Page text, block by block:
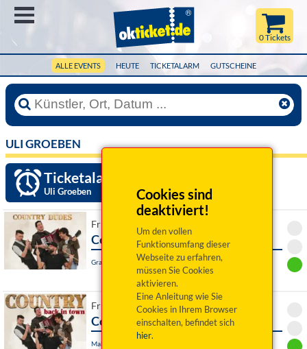
ALLE EVENTS HEUTE TICKETALARM GUTSCHEINE
0 Tickets
Cookies sind
deaktiviert!
Um den vollen
Funktionsumfang dieser
Webseite zu erfahren,
müssen Sie Cookies
aktivieren.
Eine Anleitung wie Sie
Cookies in Ihrem Browser
einschalten, befindet sich
hier.
ULI GROEBEN
Ticketalarm einrichten »
Uli Groeben
Fr 12. Februar 2027 20:00 Uhr
Country Dudes - Back in Town
Grafenwöhr, Jugendheim
Fr 19. Februar 2027 20:30 Uhr
Country Dudes - Back in Town
Mallersdorf-Pfaffenberg, Hofmark 1 Kulturbühne